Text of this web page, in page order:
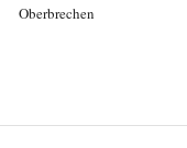
Oberbrechen